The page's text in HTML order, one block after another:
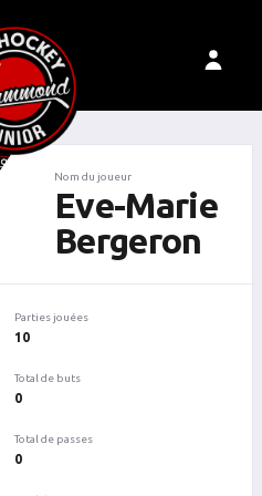
Nom du joueur
Eve-Marie
Bergeron
Parties jouées
10
Total de buts
0
Total de passes
0